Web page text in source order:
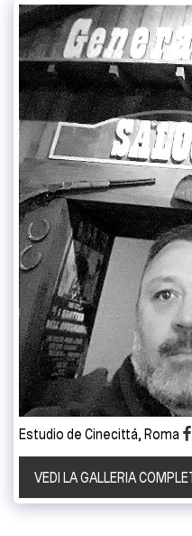
Estudio de Cinecittá, Roma
VEDI LA GALLERIA